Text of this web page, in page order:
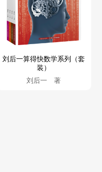
刘后一算得快数学系列（套
装）
刘后一 著